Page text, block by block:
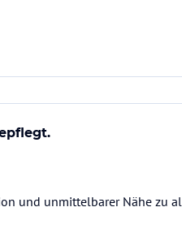
und unmittelbarer Nähe zu